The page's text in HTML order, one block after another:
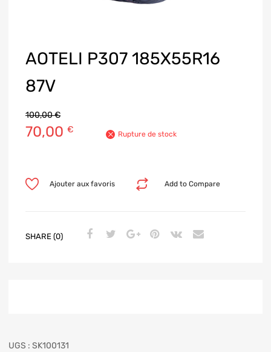
AOTELI P307 185X55R16
87V
100,00€
70,00 € Rupture de stock
Add to Compare
Ajouter aux favoris
SHARE (0)
UGS : SK100131